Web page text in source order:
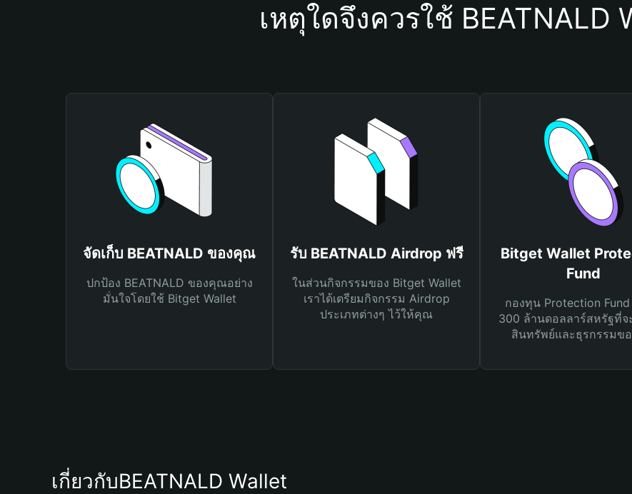
เหตุใดจึงควรใช้ BEATNALD
จัดเก็บ BEATNALD ของคุณ
ปกป้อง BEATNALD ของคุณอย่าง
มั่นใจโดยใช้ Bitget Wallet
รับ BEATNALD Airdrop ฟรี
ในส่วนกิจกรรมของ Bitget Wallet
เราได้เตรียมกิจกรรม Airdrop
ประเภทต่างๆ ไว้ให้คุณ
Bitget Wallet
Fund
กองทุน Protection
300 ล้านดอลลาร์สหรัฐที่จ
สินทรัพย์และธุรกรรมข
เกี่ยวกับBEATNALD Wallet